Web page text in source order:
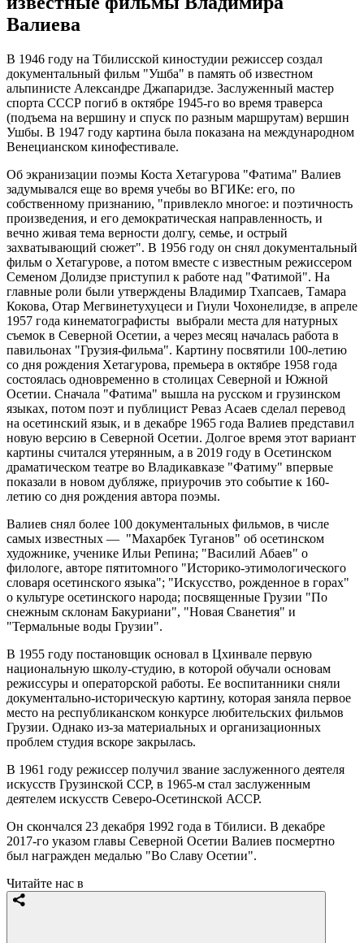
Валиева
В 1946 году на Тбилисской киностудии режиссер создал
документальный фильм "Ушба" в память об известном
альпинисте Александре Джапаридзе. Заслуженный мастер
спорта СССР погиб в октябре 1945-го во время траверса
(подъема на вершину и спуск по разным маршрутам) вершин
Ушбы. В 1947 году картина была показана на международном
Венецианском кинофестивале.
Об экранизации поэмы Коста Хетагурова "Фатима" Валиев
задумывался еще во время учебы во ВГИКе: его, по
собственному признанию, "привлекло многое: и поэтичность
произведения, и его демократическая направленность, и
вечно живая тема верности долгу, семье, и острый
захватывающий сюжет". В 1956 году он снял документальный
фильм о Хетагурове, а потом вместе с известным режиссером
Семеном Долидзе приступил к работе над "Фатимой". На
главные роли были утверждены Владимир Тхапсаев, Тамара
Кокова, Отар Мегвинетухуцеси и Гиули Чохонелидзе, в апреле
1957 года кинематографисты выбрали места для натурных
съемок в Северной Осетии, а через месяц началась работа в
павильонах "Грузия-фильма". Картину посвятили 100-летию
со дня рождения Хетагурова, премьера в октябре 1958 года
состоялась одновременно в столицах Северной и Южной
Осетии. Сначала "Фатима" вышла на русском и грузинском
языках, потом поэт и публицист Реваз Асаев сделал перевод
на осетинский язык, и в декабре 1965 года Валиев представил
новую версию в Северной Осетии. Долгое время этот вариант
картины считался утерянным, а в 2019 году в Осетинском
драматическом театре во Владикавказе "Фатиму" впервые
показали в новом дубляже, приурочив это событие к 160-
летию со дня рождения автора поэмы.
Валиев снял более 100 документальных фильмов, в числе
самых известных — "Махарбек Туганов" об осетинском
художнике, ученике Ильи Репина; "Василий Абаев" о
филологе, авторе пятитомного "Историко-этимологического
словаря осетинского языка"; "Искусство, рожденное в горах"
о культуре осетинского народа; посвященные Грузии "По
снежным склонам Бакуриани", "Новая Сванетия" и
"Термальные воды Грузии".
В 1955 году постановщик основал в Цхинвале первую
национальную школу-студию, в которой обучали основам
режиссуры и операторской работы. Ее воспитанники сняли
документально-историческую картину, которая заняла первое
место на республиканском конкурсе любительских фильмов
Грузии. Однако из-за материальных и организационных
проблем студия вскоре закрылась.
В 1961 году режиссер получил звание заслуженного деятеля
искусств Грузинской ССР, в 1965-м стал заслуженным
деятелем искусств Северо-Осетинской АССР.
Он скончался 23 декабря 1992 года в Тбилиси. В декабре
2017-го указом главы Северной Осетии Валиев посмертно
был награжден медалью "Во Славу Осетии".
Читайте нас в